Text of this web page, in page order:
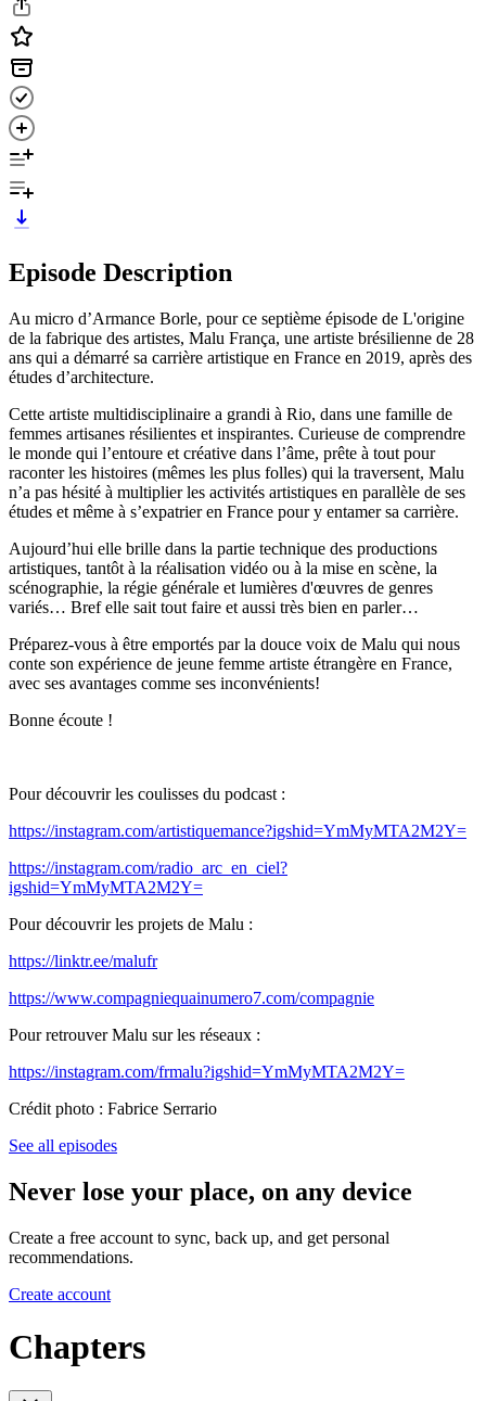
Episode Description
Au micro d’Armance Borle, pour ce septième épisode de L'origine
de la fabrique des artistes, Malu França, une artiste brésilienne de 28
ans qui a démarré sa carrière artistique en France en 2019, après des
études d’architecture.
Cette artiste multidisciplinaire a grandi à Rio, dans une famille de
femmes artisanes résilientes et inspirantes. Curieuse de comprendre
le monde qui l’entoure et créative dans l’âme, prête à tout pour
raconter les histoires (mêmes les plus folles) qui la traversent, Malu
n’a pas hésité à multiplier les activités artistiques en parallèle de ses
études et même à s’expatrier en France pour y entamer sa carrière.
Aujourd’hui elle brille dans la partie technique des productions
artistiques, tantôt à la réalisation vidéo ou à la mise en scène, la
scénographie, la régie générale et lumières d'œuvres de genres
variés… Bref elle sait tout faire et aussi très bien en parler…
Préparez-vous à être emportés par la douce voix de Malu qui nous
conte son expérience de jeune femme artiste étrangère en France,
avec ses avantages comme ses inconvénients!
Bonne écoute !
Pour découvrir les coulisses du podcast :
https://instagram.com/artistiquemance?igshid=YmMyMTA2M2Y=
https://instagram.com/radio_arc_en_ciel?
igshid=YmMyMTA2M2Y=
Pour découvrir les projets de Malu :
https://linktr.ee/malufr
https://www.compagniequainumero7.com/compagnie
Pour retrouver Malu sur les réseaux :
https://instagram.com/frmalu?igshid=YmMyMTA2M2Y=
Crédit photo : Fabrice Serrario
See all episodes
Never lose your place, on any device
Create a free account to sync, back up, and get personal
recommendations.
Create account
Chapters